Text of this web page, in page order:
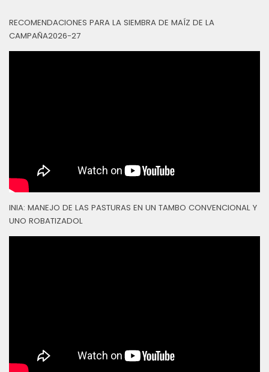
RECOMENDACIONES PARA LA SIEMBRA DE MAÍZ DE LA
CAMPAÑA2026-27
INIA: MANEJO DE LAS PASTURAS EN UN TAMBO CONVENCIONAL Y
UNO ROBATIZADOL